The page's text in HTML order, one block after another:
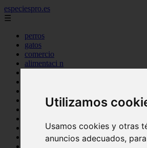
Utilizamos
Usamos cookies y otras
anuncios adecuados,
especiespro.es
☰
perros
gatos
comercio
alimentaci n
tenencia responsable
marketing